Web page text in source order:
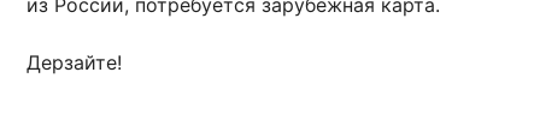
Дерзайте!